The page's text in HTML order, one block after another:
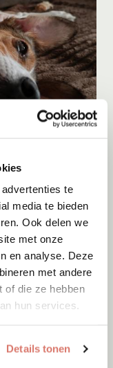
te
media te bieden
Ook delen we
met onze
en analyse. Deze
met andere
of die ze hebben
hun services.
Details tonen